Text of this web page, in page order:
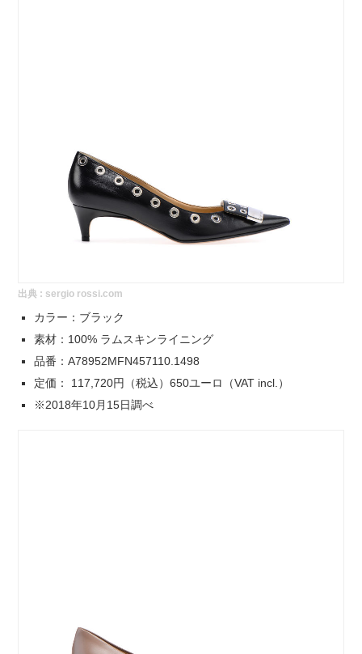
出典 : sergio rossi.com
カラー：ブラック
素材：100% ラムスキンライニング
品番：A78952MFN457110.1498
定価： 117,720円（税込）650ユーロ（VAT incl.）
※2018年10月15日調べ